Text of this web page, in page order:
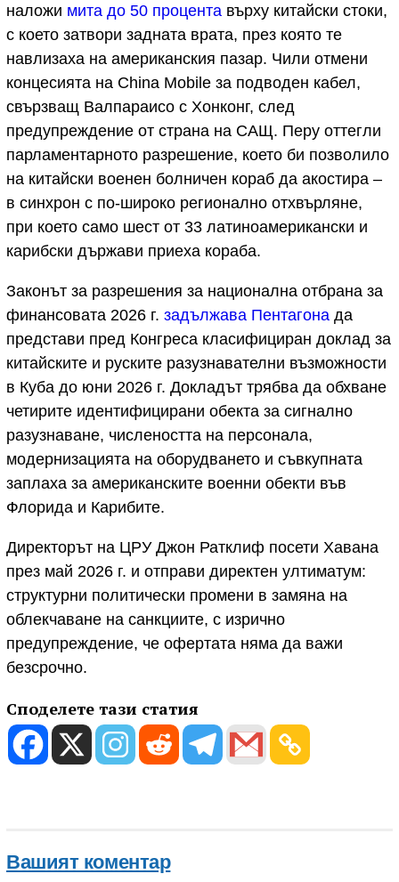
наложи мита до 50 процента върху китайски стоки,
с което затвори задната врата, през която те
навлизаха на американския пазар. Чили отмени
концесията на China Mobile за подводен кабел,
свързващ Валпараисо с Хонконг, след
предупреждение от страна на САЩ. Перу оттегли
парламентарното разрешение, което би позволило
на китайски военен болничен кораб да акостира –
в синхрон с по-широко регионално отхвърляне,
при което само шест от 33 латиноамерикански и
карибски държави приеха кораба.
Законът за разрешения за национална отбрана за
финансовата 2026 г. задължава Пентагона да
представи пред Конгреса класифициран доклад за
китайските и руските разузнавателни възможности
в Куба до юни 2026 г. Докладът трябва да обхване
четирите идентифицирани обекта за сигнално
разузнаване, числеността на персонала,
модернизацията на оборудването и съвкупната
заплаха за американските военни обекти във
Флорида и Карибите.
Директорът на ЦРУ Джон Ратклиф посети Хавана
през май 2026 г. и отправи директен ултиматум:
структурни политически промени в замяна на
облекчаване на санкциите, с изрично
предупреждение, че офертата няма да важи
безсрочно.
Споделете тази статия
Вашият коментар